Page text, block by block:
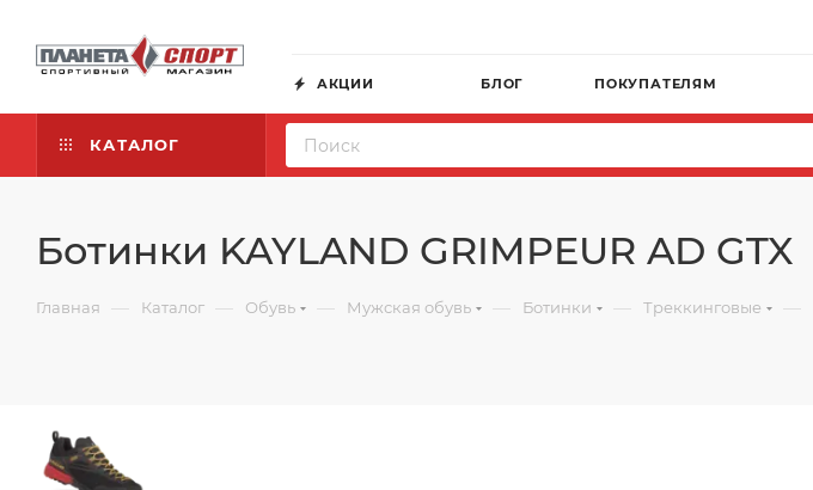
АКЦИИ БЛОГ ПОКУПАТЕЛЯМ
КАТАЛОГ
Ботинки KAYLAND GRIMPEUR AD GTX
Главная — Каталог — Обувь — Мужская обувь — Ботинки — Треккинговые —